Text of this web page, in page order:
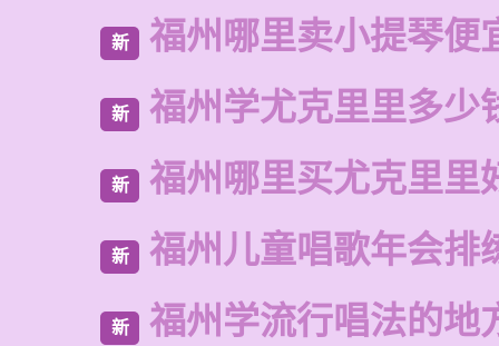
新 福州哪里卖小提琴便
新 福州学尤克里里多少
新 福州哪里买尤克里里
新 福州儿童唱歌年会排
新 福州学流行唱法的地